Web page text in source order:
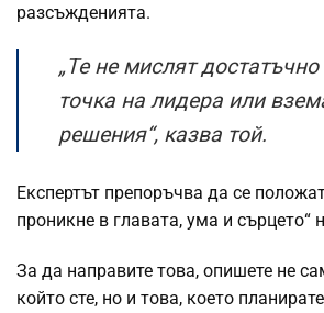
разсъжденията.
„Те не мислят
точка на лидера или
решения“, казва той.
Експертът препоръчва да се
проникне в главата, ума и сърцето“
За да направите това, опишете не
който сте, но и това, което